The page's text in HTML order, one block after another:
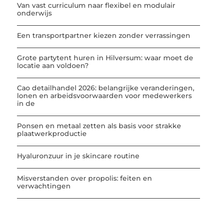
Van vast curriculum naar flexibel en modulair
onderwijs
Een transportpartner kiezen zonder verrassingen
Grote partytent huren in Hilversum: waar moet de
locatie aan voldoen?
Cao detailhandel 2026: belangrijke veranderingen,
lonen en arbeidsvoorwaarden voor medewerkers
in de
Ponsen en metaal zetten als basis voor strakke
plaatwerkproductie
Hyaluronzuur in je skincare routine
Misverstanden over propolis: feiten en
verwachtingen